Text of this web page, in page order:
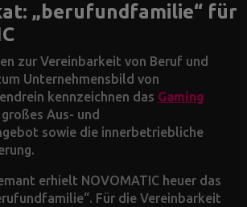
„berufundfamilie“ für
zur Vereinbarkeit von Beruf und
Unternehmensbild von
kennzeichnen das Gaming
Aus- und
sowie die innerbetriebliche
erhielt NOVOMATIC heuer das
Für die Vereinbarkeit